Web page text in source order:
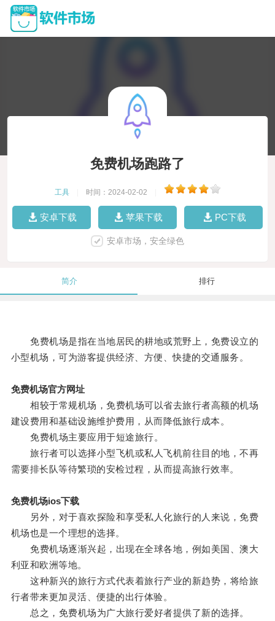
免费机场跑路了
工具 时间：2024-02-02
安卓下载 苹果下载 PC下载
安卓市场，安全绿色
简介 排行
免费机场是指在当地居民的耕地或荒野上，免费设立的
小型机场，可为游客提供经济、方便、快捷的交通服务。
免费机场官方网址
相较于常规机场，免费机场可以省去旅行者高额的机场
建设费用和基础设施维护费用，从而降低旅行成本。
免费机场主要应用于短途旅行。
旅行者可以选择小型飞机或私人飞机前往目的地，不再
需要排长队等待繁琐的安检过程，从而提高旅行效率。
免费机场ios下载
另外，对于喜欢探险和享受私人化旅行的人来说，免费
机场也是一个理想的选择。
免费机场逐渐兴起，出现在全球各地，例如美国、澳大
利亚和欧洲等地。
这种新兴的旅行方式代表着旅行产业的新趋势，将给旅
行者带来更加灵活、便捷的出行体验。
总之，免费机场为广大旅行爱好者提供了新的选择。